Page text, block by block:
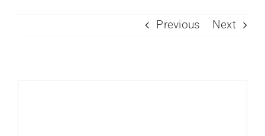
Previous Next